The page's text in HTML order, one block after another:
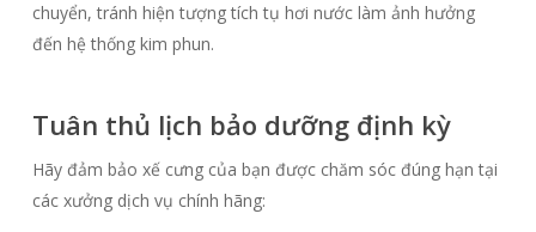
chuyển, tránh hiện tượng tích tụ hơi nước làm ảnh hưởng
đến hệ thống kim phun.
Tuân thủ lịch bảo dưỡng định kỳ
Hãy đảm bảo xế cưng của bạn được chăm sóc đúng hạn tại
các xưởng dịch vụ chính hãng: